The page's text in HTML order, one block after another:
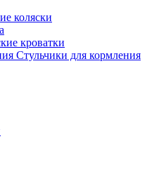
коляски
кроватки
Стульчики для кормления